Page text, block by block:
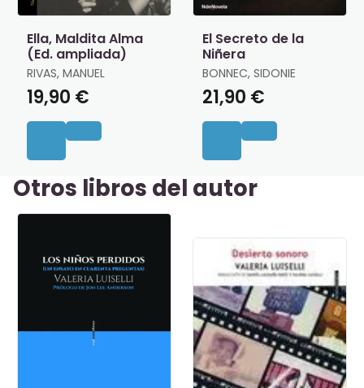
Ella, Maldita Alma
(Ed. ampliada)
RIVAS, MANUEL
19,90 €
El Secreto de la
Niñera
BONNEC, SIDONIE
21,90 €
Otros libros del autor